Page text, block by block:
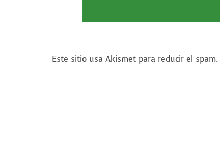
Este sitio usa Akismet para reducir el spam.